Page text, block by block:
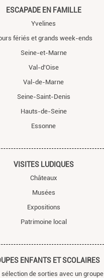
ESCAPADE EN FAMILLE
Yvelines
fériés et grands week-ends
Seine-et-Marne
Val-d'Oise
Val-de-Marne
Seine-Saint-Denis
Hauts-de-Seine
Essonne
VISITES LUDIQUES
Châteaux
Musées
Expositions
Patrimoine local
ENFANTS ET SCOLAIRES
sélection de sorties avec un groupe